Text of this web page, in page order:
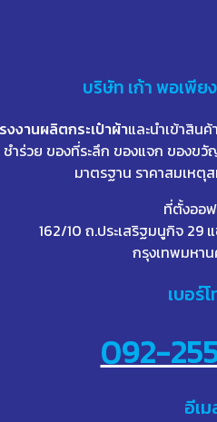
บริษัท เก้าพอเพีย
งงานผลิตกระเป๋าผ้าและนำเข้าสิน
ชำร่วย ของที่ระลึก ของแจก ของข
มาตรฐาน ราคาสมเหตุ
ที่ตั้งออ
162/10 ถ.ประเสริฐมนูกิจ 29
กรุงเทพมหา
เบอร์
092-
อีเ